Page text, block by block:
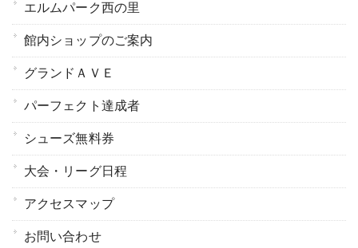
エルムパーク西の里
館内ショップのご案内
グランドＡＶＥ
パーフェクト達成者
シューズ無料券
大会・リーグ日程
アクセスマップ
お問い合わせ